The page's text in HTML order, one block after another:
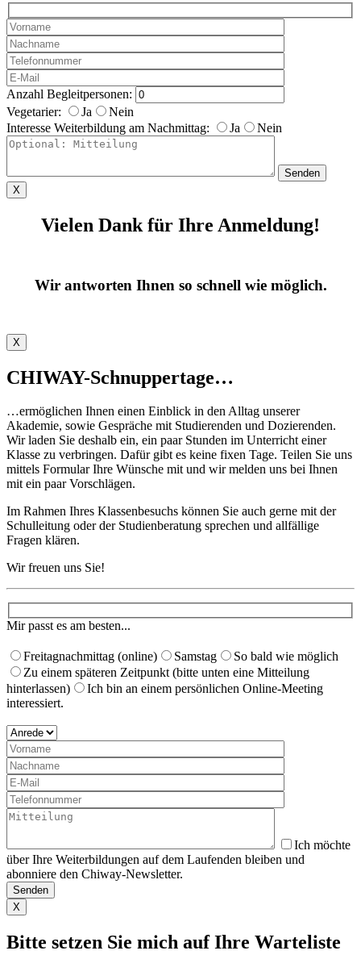
Anzahl Begleitpersonen:
Vegetarier:
Ja
Nein
Interesse Weiterbildung am Nachmittag:
Ja Nein
X
Vielen Dank für Ihre Anmeldung!
Wir antworten Ihnen so schnell wie möglich.
X
CHIWAY-Schnuppertage…
…ermöglichen Ihnen einen Einblick in den Alltag unserer
Akademie, sowie Gespräche mit Studierenden und Dozierenden.
Wir laden Sie deshalb ein, ein paar Stunden im Unterricht einer
Klasse zu verbringen. Dafür gibt es keine fixen Tage. Teilen Sie uns
mittels Formular Ihre Wünsche mit und wir melden uns bei Ihnen
mit ein paar Vorschlägen. ​
Im Rahmen Ihres Klassenbesuchs können Sie auch gerne mit der
Schulleitung oder der Studienberatung sprechen und allfällige
Fragen klären.
Wir freuen uns Sie!
Mir passt es am besten...
Freitagnachmittag (online) Samstag
So bald wie möglich
Zu einem späteren Zeitpunkt (bitte unten eine Mitteilung
hinterlassen)
Ich bin an einem persönlichen Online-Meeting
interessiert.
Ich möchte
über Ihre Weiterbildungen auf dem Laufenden bleiben und
abonniere den Chiway-Newsletter.
X
Bitte setzen Sie mich auf Ihre Warteliste